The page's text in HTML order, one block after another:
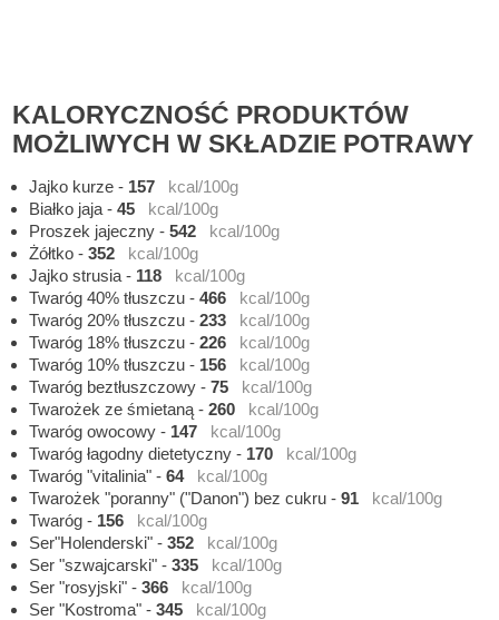
KALORYCZNOŚĆ PRODUKTÓW
MOŻLIWYCH W SKŁADZIE POTRAWY
Jajko kurze - 157
kcal/100g
Białko jaja -45
kcal/100g
Proszek jajeczny -542
kcal/100g
Żółtko -352
kcal/100g
Jajko strusia - 118
kcal/100g
Twaróg 40% tłuszczu -466
kcal/100g
Twaróg 20% tłuszczu -233
kcal/100g
Twaróg 18% tłuszczu -226
kcal/100g
Twaróg 10% tłuszczu - 156
kcal/100g
Twaróg beztłuszczowy -75
kcal/100g
Twarożek ze śmietaną -260
kcal/100g
Twaróg owocowy - 147
kcal/100g
Twaróg łagodny dietetyczny - 170
kcal/100g
Twaróg "vitalinia" -64
kcal/100g
Twarożek "poranny" ("Danon") bez cukru -91
kcal/100g
Twaróg - 156
kcal/100g
Ser"Holenderski" -352
kcal/100g
Ser "szwajcarski" -335
kcal/100g
Ser "rosyjski" -366
kcal/100g
Ser "Kostroma" -345
kcal/100g